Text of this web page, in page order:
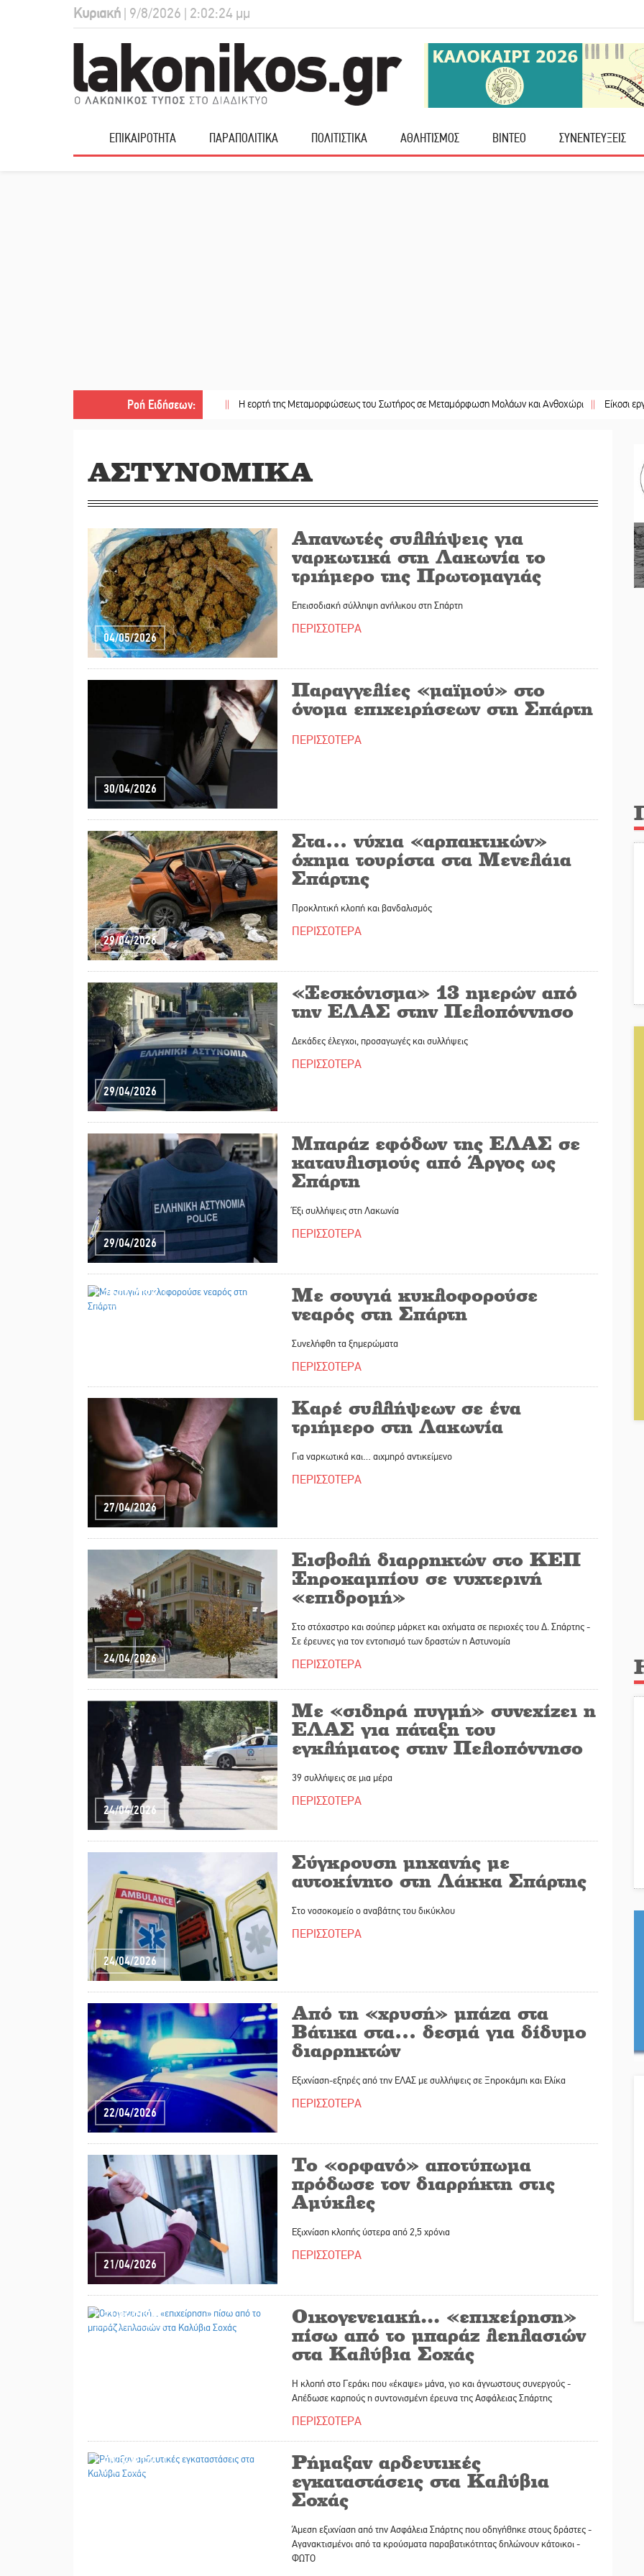
Κυριακή | 9/8/2026 | 2:02:25 μμ
ΕΠΙΚΑΙΡΟΤΗΤΑ ΠΑΡΑΠΟΛΙΤΙΚΑ ΠΟΛΙΤΙΣΤΙΚΑ ΑΘΛΗΤΙΣΜΟΣ ΒΙΝΤΕΟ ΣΥΝΕΝΤΕΥΞΕΙΣ
Ροή Ειδήσεων:
|| Η εορτή της Μεταμορφώσεως του Σωτήρος σε Μεταμόρφωση Μολάων και Ανθοχώρι || Είκοσι εργάτες για
ΑΣΤΥΝΟΜΙΚΑ
04/05/2026
Απανωτές συλλήψεις για
ναρκωτικά στη Λακωνία το
τριήμερο της Πρωτομαγιάς
Επεισοδιακή σύλληψη ανήλικου στη Σπάρτη
ΠΕΡΙΣΣΟΤΕΡΑ
30/04/2026
Παραγγελίες «μαϊμού» στο
όνομα επιχειρήσεων στη Σπάρτη
ΠΕΡΙΣΣΟΤΕΡΑ
29/04/2026
Στα… νύχια «αρπακτικών»
όχημα τουρίστα στα Μενελάια
Σπάρτης
Προκλητική κλοπή και βανδαλισμός
ΠΕΡΙΣΣΟΤΕΡΑ
29/04/2026
«Ξεσκόνισμα» 13 ημερών από
την ΕΛΑΣ στην Πελοπόννησο
Δεκάδες έλεγχοι, προσαγωγές και συλλήψεις
ΠΕΡΙΣΣΟΤΕΡΑ
29/04/2026
Μπαράζ εφόδων της ΕΛΑΣ σε
καταυλισμούς από Άργος ως
Σπάρτη
Έξι συλλήψεις στη Λακωνία
ΠΕΡΙΣΣΟΤΕΡΑ
28/04/2026
Με σουγιά κυκλοφορούσε
νεαρός στη Σπάρτη
Συνελήφθη τα ξημερώματα
ΠΕΡΙΣΣΟΤΕΡΑ
27/04/2026
Καρέ συλλήψεων σε ένα
τριήμερο στη Λακωνία
Για ναρκωτικά και… αιχμηρό αντικείμενο
ΠΕΡΙΣΣΟΤΕΡΑ
24/04/2026
Εισβολή διαρρηκτών στο ΚΕΠ
Ξηροκαμπίου σε νυχτερινή
«επιδρομή»
Στο στόχαστρο και σούπερ μάρκετ και οχήματα σε περιοχές του Δ. Σπάρτης -
Σε έρευνες για τον εντοπισμό των δραστών η Αστυνομία
ΠΕΡΙΣΣΟΤΕΡΑ
24/04/2026
Με «σιδηρά πυγμή» συνεχίζει η
ΕΛΑΣ για πάταξη του
εγκλήματος στην Πελοπόννησο
39 συλλήψεις σε μια μέρα
ΠΕΡΙΣΣΟΤΕΡΑ
24/04/2026
Σύγκρουση μηχανής με
αυτοκίνητο στη Λάκκα Σπάρτης
Στο νοσοκομείο ο αναβάτης του δικύκλου
ΠΕΡΙΣΣΟΤΕΡΑ
22/04/2026
Από τη «χρυσή» μπάζα στα
Βάτικα στα… δεσμά για δίδυμο
διαρρηκτών
Εξιχνίαση-εξπρές από την ΕΛΑΣ με συλλήψεις σε Ξηροκάμπι και Ελίκα
ΠΕΡΙΣΣΟΤΕΡΑ
21/04/2026
Το «ορφανό» αποτύπωμα
πρόδωσε τον διαρρήκτη στις
Αμύκλες
Εξιχνίαση κλοπής ύστερα από 2,5 χρόνια
ΠΕΡΙΣΣΟΤΕΡΑ
21/04/2026
Οικογενειακή... «επιχείρηση»
πίσω από το μπαράζ λεηλασιών
στα Καλύβια Σοχάς
Η κλοπή στο Γεράκι που «έκαψε» μάνα, γιο και άγνωστους συνεργούς -
Απέδωσε καρπούς η συντονισμένη έρευνα της Ασφάλειας Σπάρτης
ΠΕΡΙΣΣΟΤΕΡΑ
20/04/2026
Ρήμαξαν αρδευτικές
εγκαταστάσεις στα Καλύβια
Σοχάς
Άμεση εξιχνίαση από την Ασφάλεια Σπάρτης που οδηγήθηκε στους δράστες -
Αγανακτισμένοι από τα κρούσματα παραβατικότητας δηλώνουν κάτοικοι -
ΦΩΤΟ